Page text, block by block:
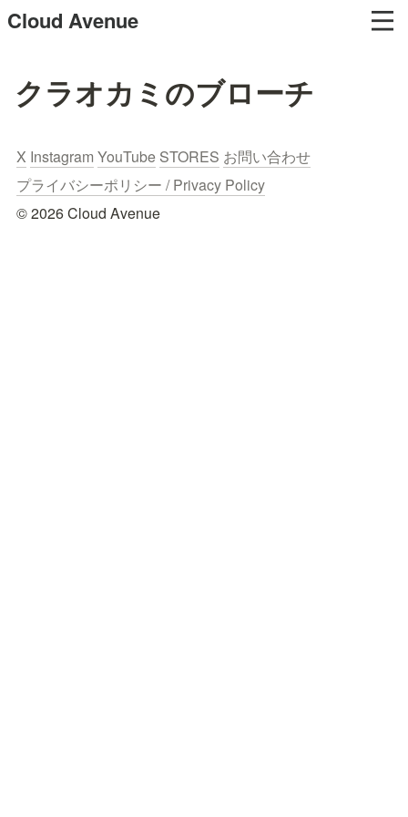
Cloud Avenue
クラオカミのブローチ
X Instagram YouTube STORES お問い合わせ
プライバシーポリシー / Privacy Policy
© 2026 Cloud Avenue